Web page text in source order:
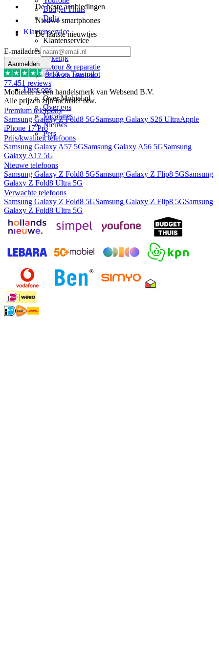
Budget Thuis
Delta
Klantenservice
Klantenservice
Vragen & contact
Zakelijk
Retour & reparatie
Telefoon inruilen
Over ons
Over Mobiel.nl
Over ons
Vacatures
Nieuws
Pers
De beste aanbiedingen
Nieuwe smartphones
De laatste nieuwtjes
E-mailadres
Aanmelden
9/10 op Trustpilot
77.451 reviews
Mobiel.nl is een handelsmerk van Websend B.V.
Alle prijzen zijn inclusief btw.
Premium telefoons
Samsung Galaxy Z Fold8 5GSamsung Galaxy S26 UltraApple
iPhone 17 Pro
Prijs/kwaliteit telefoons
Samsung Galaxy A57 5GSamsung Galaxy A56 5GSamsung
Galaxy A17 5G
Nieuwe telefoons
Samsung Galaxy Z Fold8 5GSamsung Galaxy Z Flip8 5GSamsung
Galaxy Z Fold8 Ultra 5G
Verwachte telefoons
Samsung Galaxy Z Fold8 5GSamsung Galaxy Z Flip8 5GSamsung
Galaxy Z Fold8 Ultra 5G